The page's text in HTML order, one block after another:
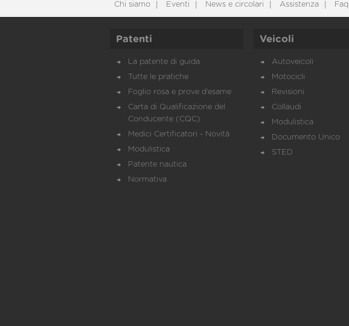
Chi siamo Eventi News e circolari Assistenza Faq
Patenti
La patente di guida
Tutte le pratiche
Foglio rosa e prove d’esame
Carta di Qualificazione del
Conducente (CQC)
Medici Certificatori - Novità
Modulistica
Patente nautica
Normativa
Veicoli
Autoveicoli
Motocicli
Revisioni
Collaudi
Modulistica
Documento Unico
STED